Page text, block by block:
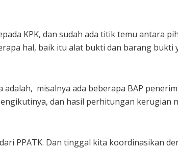
KPK, dan sudah ada titik temu antara
hal, baik itu alat bukti dan barang bukti
misalnya ada beberapa BAP
dan hasil perhitungan kerugian
PPATK. Dan tinggal kita koordinasikan